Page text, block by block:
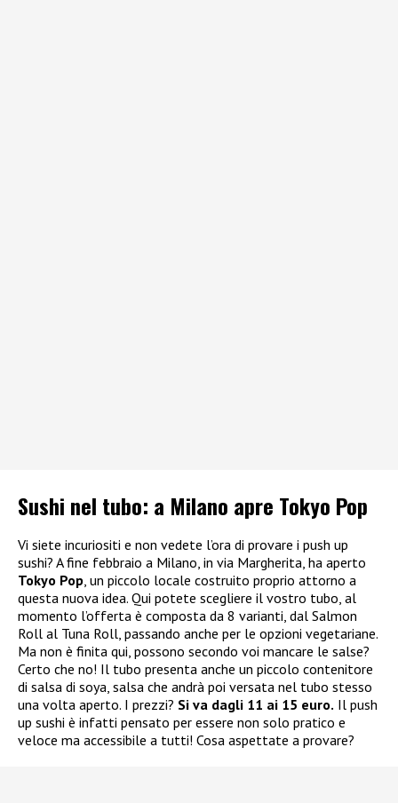
Sushi nel tubo: a Milano apre Tokyo Pop
Vi siete incuriositi e non vedete l’ora di provare i push up
sushi? A fine febbraio a Milano, in via Margherita, ha aperto
Tokyo Pop , un piccolo locale costruito proprio attorno a
questa nuova idea. Qui potete scegliere il vostro tubo, al
momento l’offerta è composta da 8 varianti, dal Salmon
Roll al Tuna Roll, passando anche per le opzioni vegetariane.
Ma non è finita qui, possono secondo voi mancare le salse?
Certo che no! Il tubo presenta anche un piccolo contenitore
di salsa di soya, salsa che andrà poi versata nel tubo stesso
una volta aperto. I prezzi? Si va dagli 11 ai 15 euro. Il push
up sushi è infatti pensato per essere non solo pratico e
veloce ma accessibile a tutti! Cosa aspettate a provare?